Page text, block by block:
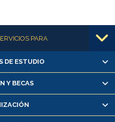
PARA
exalumnas/os
en línea
de asignaturas
de notas
DE ESTUDIO
Y BECAS